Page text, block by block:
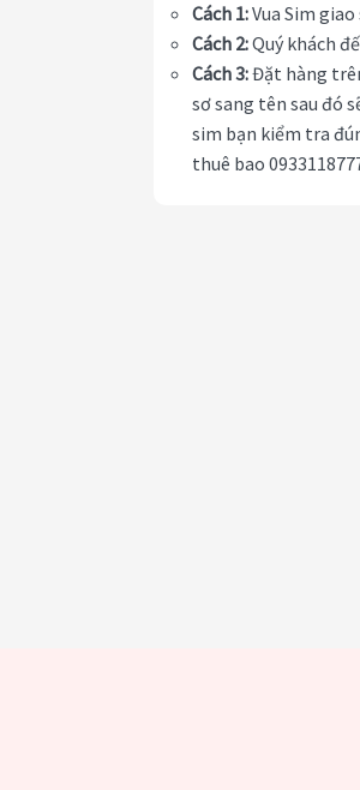
Cách 1:Vua Sim
Cách 2:Quý khách
Cách 3:Đặt hàng
sơ sang tên sau đó
sim bạn kiểm tra
thuê bao